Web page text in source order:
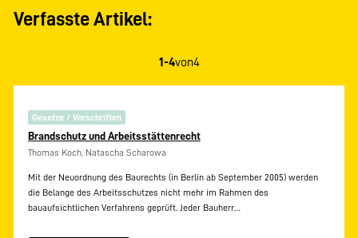
Verfasste Artikel:
1-4von4
Gesetze / Vorschriften
Brandschutz und Arbeitsstättenrecht
Thomas Koch, Natascha Scharowa
Mit der Neuordnung des Baurechts (in Berlin ab September 2005) werden
die Belange des Arbeitsschutzes nicht mehr im Rahmen des
bauaufsichtlichen Verfahrens geprüft. Jeder Bauherr…